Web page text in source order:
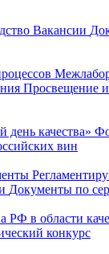
Вакансии
Просвещение и
качества»
вин
Документы по
РФ в области
конкурс